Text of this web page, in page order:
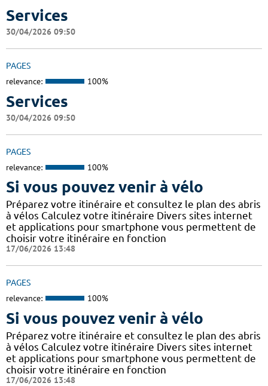
Services
30/04/2026 09:50
PAGES
relevance: 100%
Services
30/04/2026 09:50
PAGES
relevance: 100%
Si vous pouvez venir à vélo
Préparez votre itinéraire et consultez le plan des abris
à vélos Calculez votre itinéraire Divers sites internet
et applications pour smartphone vous permettent de
choisir votre itinéraire en fonction
17/06/2026 13:48
PAGES
relevance: 100%
Si vous pouvez venir à vélo
Préparez votre itinéraire et consultez le plan des abris
à vélos Calculez votre itinéraire Divers sites internet
et applications pour smartphone vous permettent de
choisir votre itinéraire en fonction
17/06/2026 13:48